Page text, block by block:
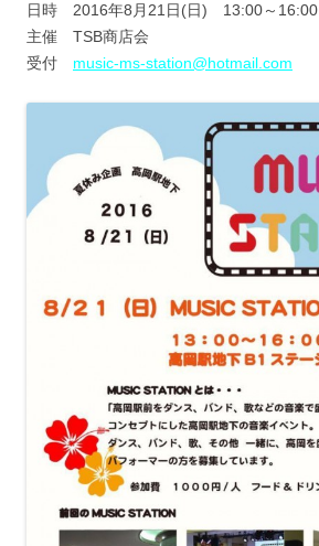
日時 2016年8月21日(日) 13:00～16:00
主催 TSB商店会
受付 music-ms-station@hotmail.com